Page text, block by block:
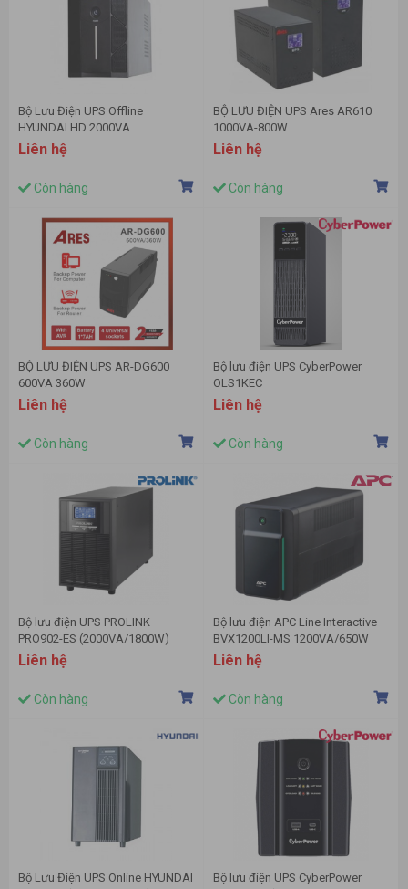
Bộ Lưu Điện UPS Offline
HYUNDAI HD 2000VA
(2KVA/1200W)
Liên hệ
Còn hàng
BỘ LƯU ĐIỆN UPS Ares AR610
1000VA-800W
Liên hệ
Còn hàng
BỘ LƯU ĐIỆN UPS AR-DG600
600VA 360W
Liên hệ
Còn hàng
Bộ lưu điện UPS CyberPower
OLS1KEC
(Online/Tower/1000VA/800W)
Liên hệ
Còn hàng
Bộ lưu điện UPS PROLINK
PRO902-ES (2000VA/1800W)
Liên hệ
Còn hàng
Bộ lưu điện APC Line Interactive
BVX1200LI-MS 1200VA/650W
Liên hệ
Còn hàng
Bộ Lưu Điện UPS Online HYUNDAI
Bộ lưu điện UPS CyberPower